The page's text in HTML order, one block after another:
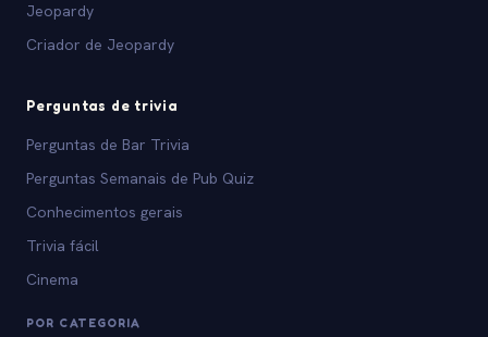
Jeopardy
Criador de Jeopardy
Perguntas de trivia
Perguntas de Bar Trivia
Perguntas Semanais de Pub Quiz
Conhecimentos gerais
Trivia fácil
Cinema
POR CATEGORIA